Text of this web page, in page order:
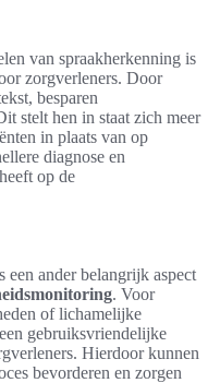
van spraakherkenning is
zorgverleners. Door
besparen
stelt hen in staat zich meer
in plaats van op
diagnose en
op de
een ander belangrijk aspect
. Voor
of lichamelijke
gebruiksvriendelijke
Hierdoor kunnen
bevorderen en zorgen